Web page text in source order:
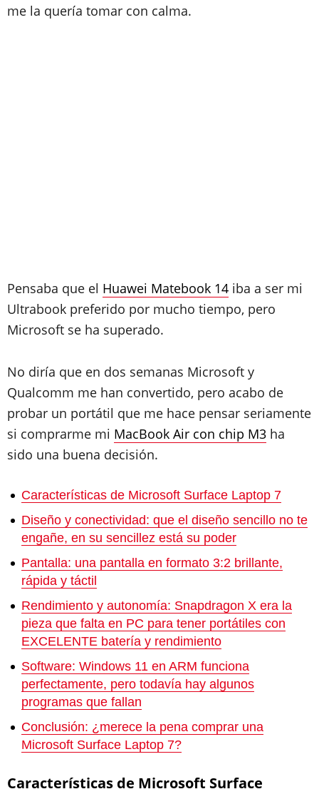
me la quería tomar con calma.
Pensaba que el Huawei Matebook 14 iba a ser mi
Ultrabook preferido por mucho tiempo, pero
Microsoft se ha superado.
No diría que en dos semanas Microsoft y
Qualcomm me han convertido, pero acabo de
probar un portátil que me hace pensar seriamente
si comprarme mi MacBook Air con chip M3 ha
sido una buena decisión.
Características de Microsoft Surface Laptop 7
Diseño y conectividad: que el diseño sencillo no te
engañe, en su sencillez está su poder
Pantalla: una pantalla en formato 3:2 brillante,
rápida y táctil
Rendimiento y autonomía: Snapdragon X era la
pieza que falta en PC para tener portátiles con
EXCELENTE batería y rendimiento
Software: Windows 11 en ARM funciona
perfectamente, pero todavía hay algunos
programas que fallan
Conclusión: ¿merece la pena comprar una
Microsoft Surface Laptop 7?
Características de Microsoft Surface